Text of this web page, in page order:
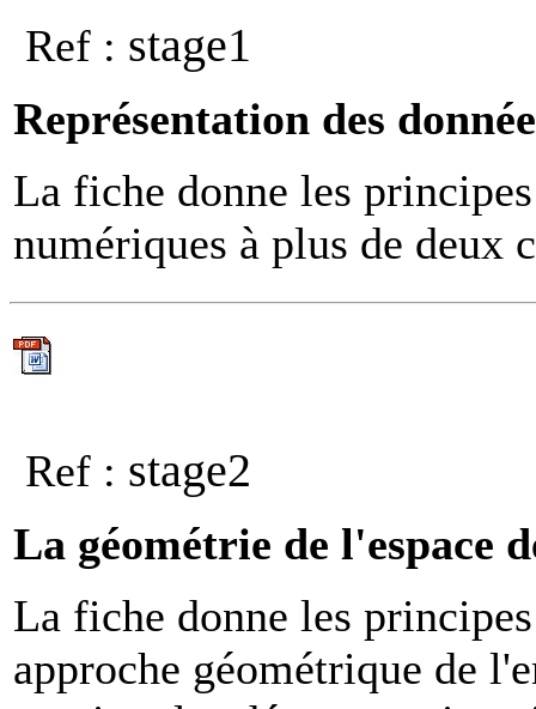
Ref : stage1
Représentation des
La fiche donne les
numériques à plus de deux
Ref : stage2
La géométrie de l'espace
La fiche donne les
approche géométrique de